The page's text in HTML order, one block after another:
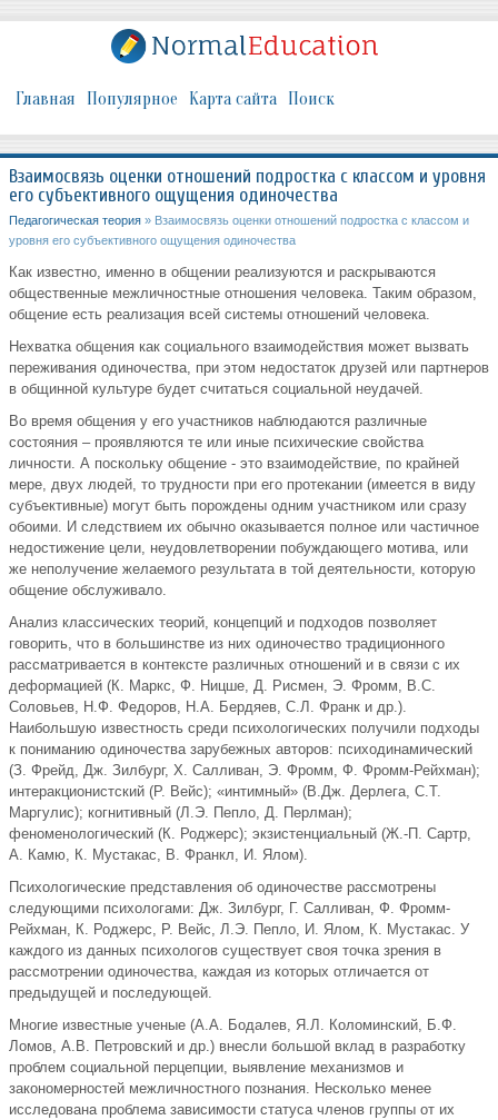
Главная Популярное Карта сайта Поиск
Взаимосвязь оценки отношений подростка с классом и уровня
его субъективного ощущения одиночества
Педагогическая теория » Взаимосвязь оценки отношений подростка с классом и
уровня его субъективного ощущения одиночества
Как известно, именно в общении реализуются и раскрываются
общественные межличностные отношения человека. Таким образом,
общение есть реализация всей системы отношений человека.
Нехватка общения как социального взаимодействия может вызвать
переживания одиночества, при этом недостаток друзей или партнеров
в общинной культуре будет считаться социальной неудачей.
Во время общения у его участников наблюдаются различные
состояния – проявляются те или иные психические свойства
личности. А поскольку общение - это взаимодействие, по крайней
мере, двух людей, то трудности при его протекании (имеется в виду
субъективные) могут быть порождены одним участником или сразу
обоими. И следствием их обычно оказывается полное или частичное
недостижение цели, неудовлетворении побуждающего мотива, или
же неполучение желаемого результата в той деятельности, которую
общение обслуживало.
Анализ классических теорий, концепций и подходов позволяет
говорить, что в большинстве из них одиночество традиционного
рассматривается в контексте различных отношений и в связи с их
деформацией (К. Маркс, Ф. Ницше, Д. Рисмен, Э. Фромм, В.С.
Соловьев, Н.Ф. Федоров, Н.А. Бердяев, С.Л. Франк и др.).
Наибольшую известность среди психологических получили подходы
к пониманию одиночества зарубежных авторов: психодинамический
(З. Фрейд, Дж. Зилбург, Х. Салливан, Э. Фромм, Ф. Фромм-Рейхман);
интеракционистский (Р. Вейс); «интимный» (В.Дж. Дерлега, С.Т.
Маргулис); когнитивный (Л.Э. Пепло, Д. Перлман);
феноменологический (К. Роджерс); экзистенциальный (Ж.-П. Сартр,
А. Камю, К. Мустакас, В. Франкл, И. Ялом).
Психологические представления об одиночестве рассмотрены
следующими психологами: Дж. Зилбург, Г. Салливан, Ф. Фромм-
Рейхман, К. Роджерс, Р. Вейс, Л.Э. Пепло, И. Ялом, К. Мустакас. У
каждого из данных психологов существует своя точка зрения в
рассмотрении одиночества, каждая из которых отличается от
предыдущей и последующей.
Многие известные ученые (А.А. Бодалев, Я.Л. Коломинский, Б.Ф.
Ломов, А.В. Петровский и др.) внесли большой вклад в разработку
проблем социальной перцепции, выявление механизмов и
закономерностей межличностного познания. Несколько менее
исследована проблема зависимости статуса членов группы от их